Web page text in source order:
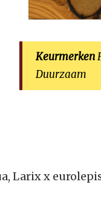
Keurmerken
Duurzaam
Larix x